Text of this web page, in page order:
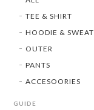
TEE & SHIRT
HOODIE & SWEAT
OUTER
PANTS
ACCESOORIES
GUIDE